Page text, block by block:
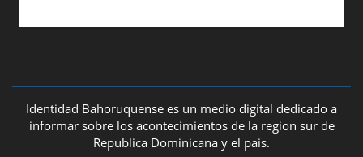
Identidad Bahoruquense es un medio digital dedicado a
informar sobre los acontecimientos de la region sur de
Republica Dominicana y el pais.